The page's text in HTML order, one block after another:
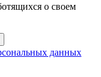
о своем
данных